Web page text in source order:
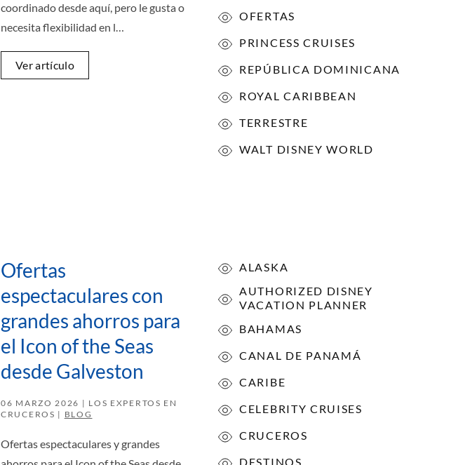
coordinado desde aquí, pero le gusta o
necesita flexibilidad en l…
Ver artículo
OFERTAS
PRINCESS CRUISES
REPÚBLICA DOMINICANA
ROYAL CARIBBEAN
TERRESTRE
WALT DISNEY WORLD
Ofertas
espectaculares con
grandes ahorros para
el Icon of the Seas
desde Galveston
06 MARZO 2026 | LOS EXPERTOS EN
CRUCEROS | BLOG
Ofertas espectaculares y grandes
ALASKA
AUTHORIZED DISNEY
VACATION PLANNER
BAHAMAS
CANAL DE PANAMÁ
CARIBE
CELEBRITY CRUISES
CRUCEROS
DESTINOS